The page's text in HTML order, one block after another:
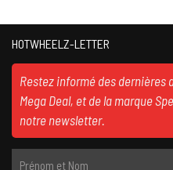
HOTWHEELZ-LETTER
Restez informé des dernières
Mega Deal, et de la marque
notre newsletter.